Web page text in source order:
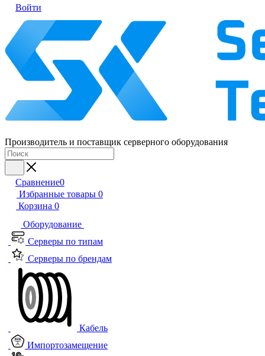
Войти
Производитель и поставщик серверного оборудования
Сравнение0
Избранные товары 0
Корзина 0
Оборудование
Серверы по типам
Серверы по брендам
Кабель
Импортозамещение